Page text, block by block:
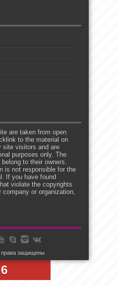
are taken from open
to the material on
site visitors and are
purposes only. The
to their owners.
is not responsible for the
If you have found
violate the copyrights
company or organization,
защищены
6